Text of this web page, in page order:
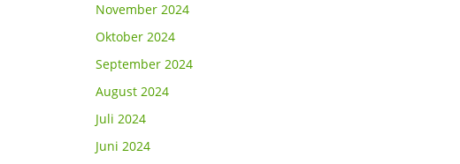
November 2024
Oktober 2024
September 2024
August 2024
Juli 2024
Juni 2024